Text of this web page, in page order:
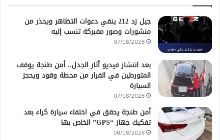
جيل زد 212 ينفي دعوات التظاهر ويحذر من
منشورات وصور مفبركة تنسب إليه
07/08/2026
بعد انتشار فيديو أثار الجدل.. أمن طنجة يوقف
المتورطين في الفرار من محطة وقود ويحجز
السيارة
07/08/2026
أمن طنجة يحقق في اختفاء سيارة كراء بعد
تفكيك جهاز “GPS” الخاص بها
06/08/2026